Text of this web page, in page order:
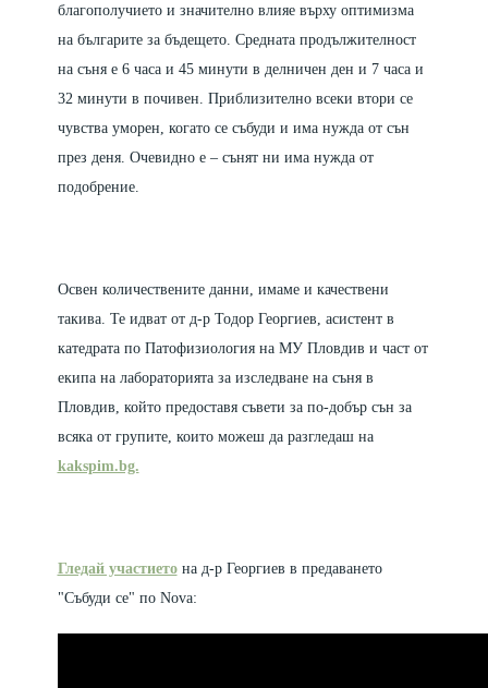
благополучието и значително влияе върху оптимизма
на българите за бъдещето. Средната продължителност
на съня е 6 часа и 45 минути в делничен ден и 7 часа и
32 минути в почивен. Приблизително всеки втори се
чувства уморен, когато се събуди и има нужда от сън
през деня. Очевидно е – сънят ни има нужда от
подобрение.
Освен количествените данни, имаме и качествени
такива. Те идват от д-р Тодор Георгиев, асистент в
катедрата по Патофизиология на МУ Пловдив и част от
екипа на лабораторията за изследване на съня в
Пловдив, който предоставя съвети за по-добър сън за
всяка от групите, които можеш да разгледаш на
kakspim.bg.
Гледай участиетона д-р Георгиев в предаването
"Събуди се" по Nova: